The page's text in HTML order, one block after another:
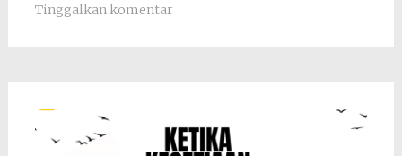
Tinggalkan komentar